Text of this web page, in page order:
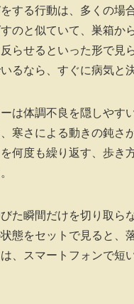
する行動は、多くの場
のと似ていて、巣箱か
らせるといった形で
るなら、すぐに病気と
は体調不良を隠しやす
寒さによる動きの鈍さ
何度も繰り返す、歩き
た瞬間だけを切り取ら
態をセットで見ると、
、スマートフォンで短